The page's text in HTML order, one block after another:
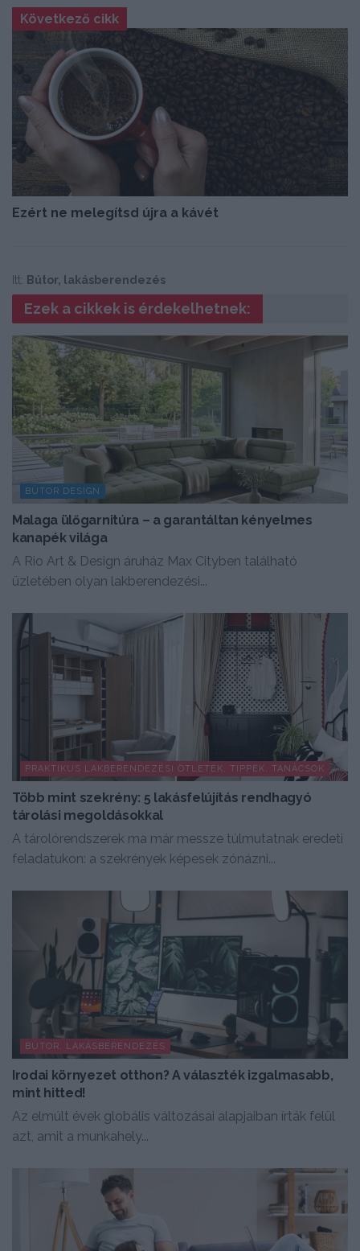
Következő cikk
Ezért ne melegítsd újra a kávét
Itt: Bútor, lakásberendezés
Ezek a cikkek is érdekelhetnek:
BÚTOR DESIGN
Malaga ülőgarnitúra – a garantáltan kényelmes
kanapék világa
A Rio Art & Design áruház Max Cityben található
üzletében olyan lakberendezési...
PRAKTIKUS LAKBERENDEZÉSI ÖTLETEK, TIPPEK, TANÁCSOK
Több mint szekrény: 5 lakásfelújítás rendhagyó
tárolási megoldásokkal
A tárolórendszerek ma már messze túlmutatnak eredeti
feladatukon: a szekrények képesek zónázni...
BÚTOR, LAKÁSBERENDEZÉS
Irodai környezet otthon? A választék izgalmasabb,
mint hitted!
Az elmúlt évek globális változásai alapjaiban írták felül
azt, amit a munkahely...